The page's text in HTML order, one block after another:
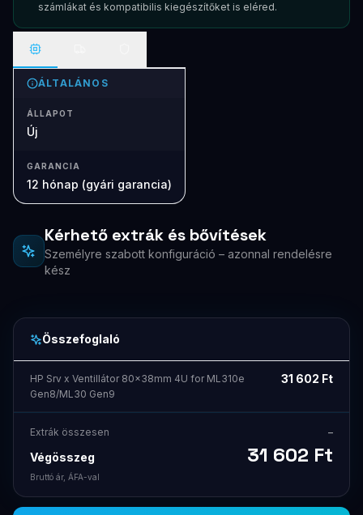
számlákat és kompatibilis kiegészítőket is eléred.
ÁLTALÁNOS
ÁLLAPOT
Új
GARANCIA
12 hónap (gyári garancia)
Kérhető extrák és bővítések
Személyre szabott konfiguráció – azonnal rendelésre
kész
Összefoglaló
HP Srv x Ventillátor 80x38mm 4U for ML310e
Gen8/ML30 Gen9
31 602 Ft
Extrák összesen –
Végösszeg 31 602 Ft
Bruttó ár, ÁFA-val